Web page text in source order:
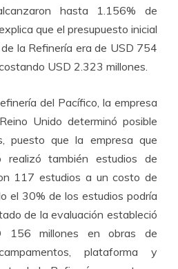
hasta 1.156% de
que el presupuesto inicial
la Refinería era de USD 754
USD 2.323 millones.
del Pacífico, la empresa
Unido determinó posible
puesto que la empresa que
realizó también estudios de
117 estudios a un costo de
el 30% de los estudios podría
de la evaluación estableció
156 millones en obras de
plataforma y